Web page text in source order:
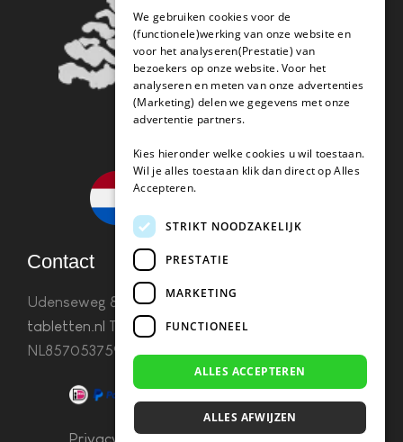
Contact
Udenseweg 8B 5405 PA Udeninfo(@)koffie-
tabletten.nl Tel. 085 782 5578KvK 67529623 Btw:
NL857053759B01
We gebruiken cookies voor de
(functionele)werking van onze website en
voor het analyseren(Prestatie) van
bezoekers op onze website. Voor het
analyseren en meten van onze advertenties
(Marketing) delen we gegevens met onze
advertentie partners.
Kies hieronder welke cookies u wil toestaan.
Wil je alles toestaan klik dan direct op Alles
Accepteren.
STRIKT NOODZAKELIJK
PRESTATIE
MARKETING
FUNCTIONEEL
ALLES ACCEPTEREN
ALLES AFWIJZEN